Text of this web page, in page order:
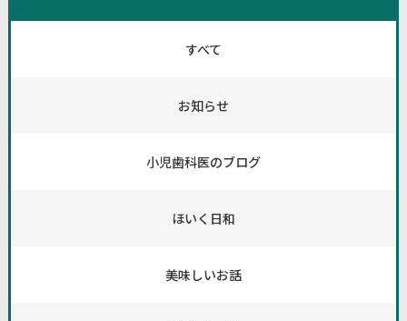
すべて
お知らせ
小児歯科医のブログ
ほいく日和
美味しいお話